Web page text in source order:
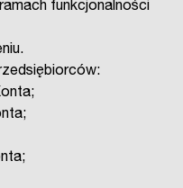
funkcjonalności